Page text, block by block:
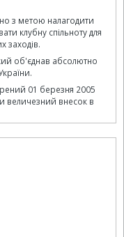
з метою налагодити
клубну спільноту для
заходів.
об'єднав абсолютно
01 березня 2005
величезний внесок в